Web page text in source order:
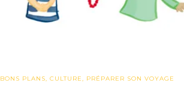
BONS PLANS,CULTURE, PRÉPARER SON VOYAGE